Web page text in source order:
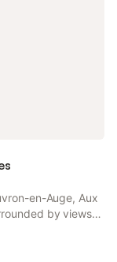
en-Auge, Aux
by views
terrace and